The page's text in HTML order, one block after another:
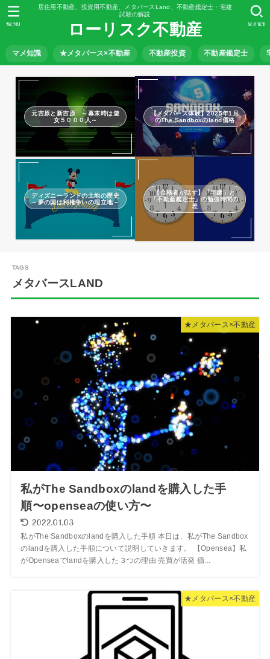
居住用不動産、投資用不動産、メタバースLand、不動産鑑定士・宅建
試験の解説
ローリスク不動産
マメ知識 ★メタバース×不動産 不動産投資 不動産鑑定士
SEARCH
MENU
元吉原と新吉原 ～幕末時は遊
女５０００人～
【メタバース体験】2025年1月
のThe Sandboxのland価格
ディズニーランドの土地の歴史
～夢の国は利権争いの埋立地～
【合格者が話す】「宅建」と
「不動産鑑定士」の勉強時間の
差
メタバースLAND
★メタバース×不動産
私がThe Sandboxのlandを購入した手
順〜openseaの使い方〜
2022.01.03
私がThe Sandboxのlandを購入した手順 本日は、私がThe Sandbox
のlandを購入した手順について説明していきます。 【Opensea】私
がOpenseaでlandを購入した３つの理由 売買が活発 価...
★メタバース×不動産